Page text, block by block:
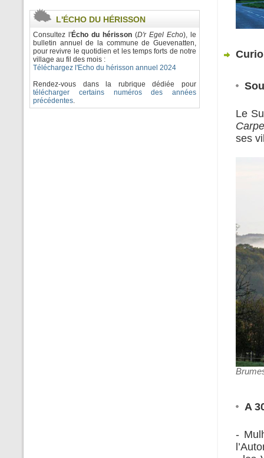
L'ÉCHO DU HÉRISSON
Consultez l'Écho du hérisson (D'r Egel Echo), le
bulletin annuel de la commune de Guevenatten,
pour revivre le quotidien et les temps forts de notre
village au fil des mois :
Téléchargez l'Echo du hérisson annuel 2024
Rendez-vous dans la rubrique dédiée pour
télécharger certains numéros des années
précédentes.
Le
ses
A
-